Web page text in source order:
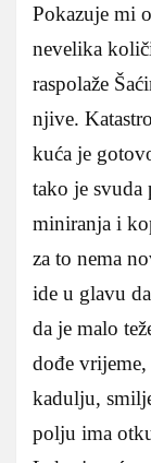
Pokazuje mi
nevelika
raspolaže
njive.
kuća je
tako je svuda
miniranja i
za to nema
ide u glavu
da je malo
dođe
kadulju,
polju ima